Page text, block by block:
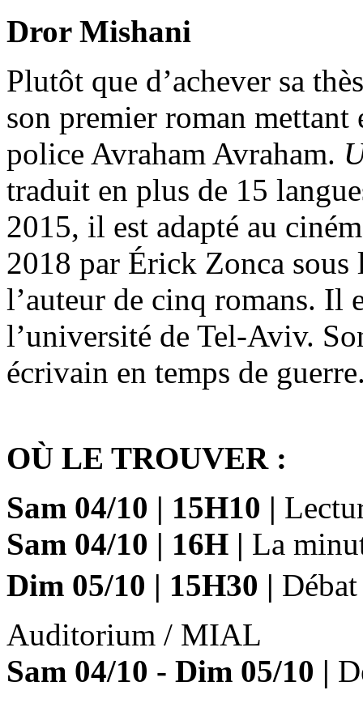
Dror Mishani
Plutôt que d’achever sa
son premier roman mettant
police Avraham Avraham.
traduit en plus de 15
2015, il est adapté au
2018 par Érick Zonca
l’auteur de cinq romans. Il
l’université de Tel-Aviv.
écrivain en temps de
OÙ LE TROUVER :
Sam 04/10 | 15H10 |
Sam 04/10 | 16H | La
Dim 05/10 | 15H30 | Débat
Auditorium / MIAL
Sam 04/10 - Dim 05/10 |